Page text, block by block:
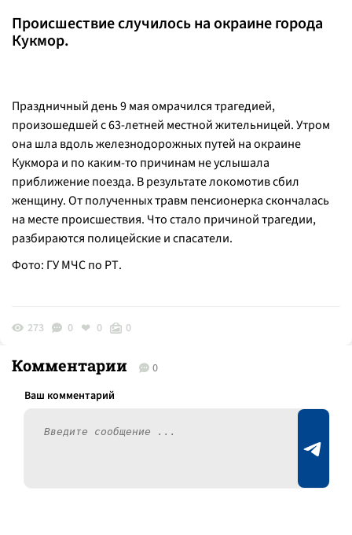
Происшествие случилось на окраине города
Кукмор.
Праздничный день 9 мая омрачился трагедией,
произошедшей с 63-летней местной жительницей. Утром
она шла вдоль железнодорожных путей на окраине
Кукмора и по каким-то причинам не услышала
приближение поезда. В результате локомотив сбил
женщину. От полученных травм пенсионерка скончалась
на месте происшествия. Что стало причиной трагедии,
разбираются полицейские и спасатели.
Фото: ГУ МЧС по РТ.
273 0 0 0
Комментарии 0